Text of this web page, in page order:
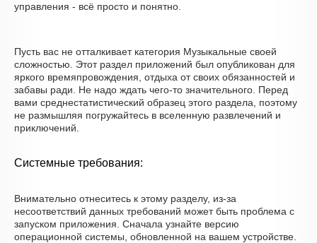
управления - всё просто и понятно.
Пусть вас не отталкивает категория Музыкальные своей
сложностью. Этот раздел приложений был опубликован для
яркого времяпровождения, отдыха от своих обязанностей и
забавы ради. Не надо ждать чего-то значительного. Перед
вами среднестатистический образец этого раздела, поэтому
не размышляя погружайтесь в вселенную развлечений и
приключений.
Системные требования:
Внимательно отнеситесь к этому разделу, из-за
несоответствий данных требований может быть проблема с
запуском приложения. Сначала узнайте версию
операционной системы, обновленной на вашем устройстве.